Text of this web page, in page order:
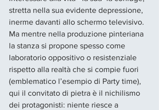
stretta nella sua evidente depressione,
inerme davanti allo schermo televisivo.
Ma mentre nella produzione pinteriana
la stanza si propone spesso come
laboratorio oppositivo o resistenziale
rispetto alla realtà che si compie fuori
(emblematico l’esempio di Party time),
qui il convitato di pietra è il nichilismo
dei protagonisti: niente riesce a